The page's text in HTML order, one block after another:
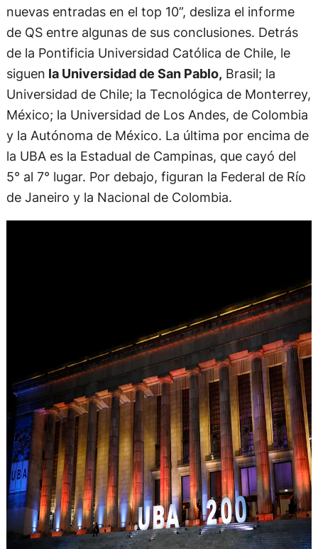
nuevas entradas en el top 10”, desliza el informe
de QS entre algunas de sus conclusiones. Detrás
de la Pontificia Universidad Católica de Chile, le
siguen la Universidad de San Pablo, Brasil; la
Universidad de Chile; la Tecnológica de Monterrey,
México; la Universidad de Los Andes, de Colombia
y la Autónoma de México. La última por encima de
la UBA es la Estadual de Campinas, que cayó del
5° al 7° lugar. Por debajo, figuran la Federal de Río
de Janeiro y la Nacional de Colombia.